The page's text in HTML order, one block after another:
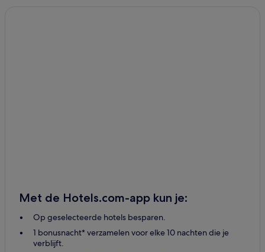
Met de Hotels.com-app kun je:
Op geselecteerde hotels besparen.
1 bonusnacht* verzamelen voor elke 10 nachten die je
verblijft.